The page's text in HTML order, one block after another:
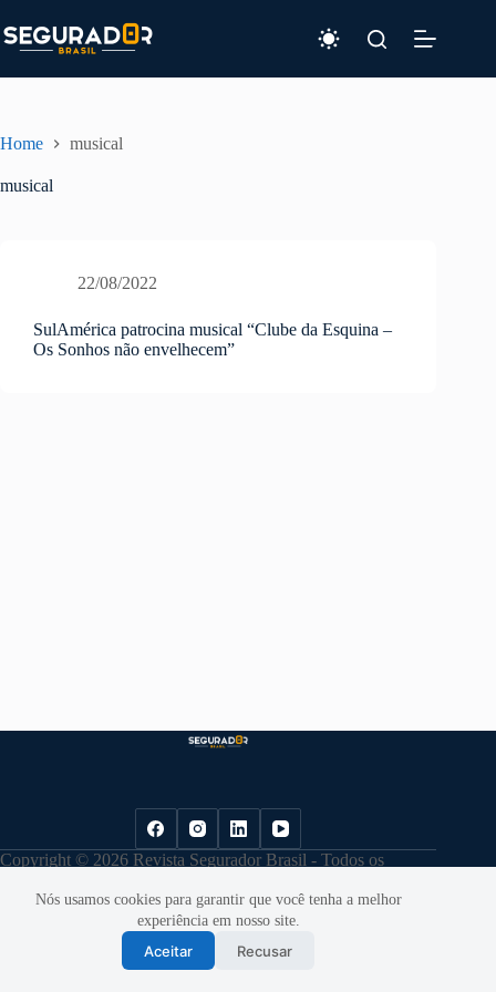
para
o
Nós usamos cookies para garantir que você tenha a melhor
experiência em nosso site.
Aceitar Recusar
Home musical
musical
22/08/2022
SulAmérica patrocina musical “Clube da Esquina –
Os Sonhos não envelhecem”
Copyright © 2026 Revista Segurador Brasil - Todos os
Desenvolvido por